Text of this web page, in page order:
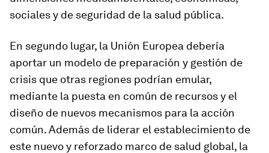
sociales y de seguridad de la salud pública.
En segundo lugar, la Unión Europea debería
aportar un modelo de preparación y gestión de
crisis que otras regiones podrían emular,
mediante la puesta en común de recursos y el
diseño de nuevos mecanismos para la acción
común. Además de liderar el establecimiento de
este nuevo y reforzado marco de salud global, la